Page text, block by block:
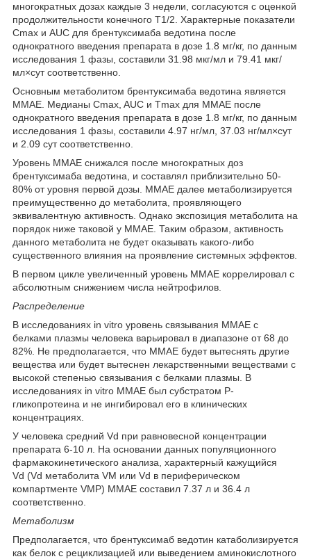
многократных дозах каждые 3 недели, согласуются с оценкой
продолжительности конечного T1/2. Характерные показатели
Сmах и AUC для брентуксимаба ведотина после
однократного введения препарата в дозе 1.8 мг/кг, по данным
исследования 1 фазы, составили 31.98 мкг/мл и 79.41 мкг/
мл×сут соответственно.
Основным метаболитом брентуксимаба ведотина является
ММАЕ. Медианы Cmax, AUC и Тmах для ММАЕ после
однократного введения препарата в дозе 1.8 мг/кг, по данным
исследования 1 фазы, составили 4.97 нг/мл, 37.03 нг/мл×сут
и 2.09 сут соответственно.
Уровень ММАЕ снижался после многократных доз
брентуксимаба ведотина, и составлял приблизительно 50-
80% от уровня первой дозы. ММАЕ далее метаболизируется
преимущественно до метаболита, проявляющего
эквивалентную активность. Однако экспозиция метаболита на
порядок ниже таковой у ММАЕ. Таким образом, активность
данного метаболита не будет оказывать какого-либо
существенного влияния на проявление системных эффектов.
В первом цикле увеличенный уровень ММАЕ коррелировал с
абсолютным снижением числа нейтрофилов.
Распределение
В исследованиях in vitro уровень связывания ММАЕ с
белками плазмы человека варьировал в диапазоне от 68 до
82%. Не предполагается, что ММАЕ будет вытеснять другие
вещества или будет вытеснен лекарственными веществами с
высокой степенью связывания с белками плазмы. В
исследованиях in vitro ММАЕ был субстратом Р-
гликопротеина и не ингибировал его в клинических
концентрациях.
У человека средний Vd при равновесной концентрации
препарата 6-10 л. На основании данных популяционного
фармакокинетического анализа, характерный кажущийся
Vd (Vd метаболита VM или Vd в периферическом
компартменте VMP) ММАЕ составил 7.37 л и 36.4 л
соответственно.
Метаболизм
Предполагается, что брентуксимаб ведотин катаболизируется
как белок с рециклизацией или выведением аминокислотного